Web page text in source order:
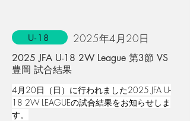
U-18 2025年4月20日
2025 JFA U-18 2W League 第3節 VS
豊岡 試合結果
4月20日（日）に行われました2025 JFA U-
18 2W LEAGUEの試合結果をお知らせしま
す。